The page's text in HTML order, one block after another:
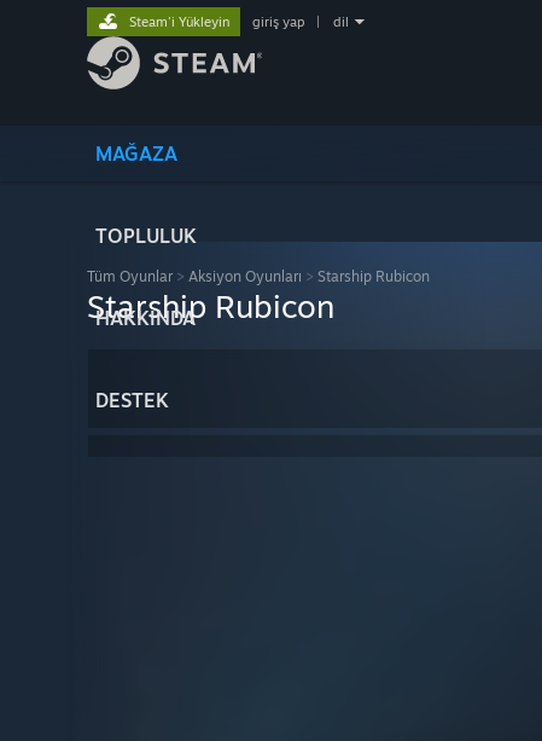
MAĞAZA
TOPLULUK
HAKKINDA
DESTEK
Steam'i Yükleyin giriş yap dil
Tüm Oyunlar > Aksiyon Oyunları > Starship Rubicon
Starship Rubicon